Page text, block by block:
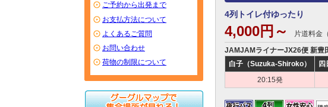
4列トイレ付ゆったり
4,000円～ 片道料金
JAMJAMライナーJX26便 新
白子（Suzuka-Shiroko）
四
20:15発
ご予約から出発まで
お支払方法について
よくあるご質問
お問い合わせ
荷物の制限について